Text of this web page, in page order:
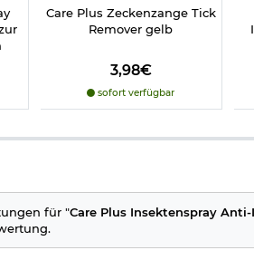
Care Plus Zeckenzange Tick
Remover gelb
3,98€
sofort verfügbar
für "Care Plus Insektenspray